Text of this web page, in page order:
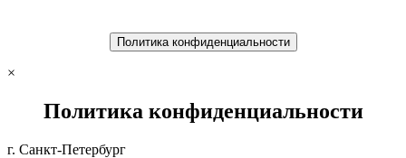
Политика конфиденциальности
×
Политика конфиденциальности
г. Санкт-Петербург